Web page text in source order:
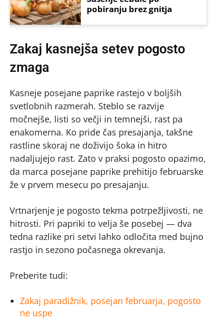
pobiranju brez gnitja
Zakaj kasnejša setev pogosto
zmaga
Kasneje posejane paprike rastejo v boljših
svetlobnih razmerah. Steblo se razvije
močnejše, listi so večji in temnejši, rast pa
enakomerna. Ko pride čas presajanja, takšne
rastline skoraj ne doživijo šoka in hitro
nadaljujejo rast. Zato v praksi pogosto opazimo,
da marca posejane paprike prehitijo februarske
že v prvem mesecu po presajanju.
Vrtnarjenje je pogosto tekma potrpežljivosti, ne
hitrosti. Pri papriki to velja še posebej — dva
tedna razlike pri setvi lahko odločita med bujno
rastjo in sezono počasnega okrevanja.
Preberite tudi:
Zakaj paradižnik, posejan februarja, pogosto
ne uspe